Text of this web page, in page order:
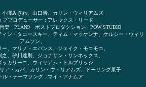
小澤みぎわ、山口晋、カリン・ウィリアムズ
ブプロデューサー : アレックス・リード
楽 : PLAN9 ポストプロダクション : POW STUDIO
ン・タコースキー、ティム・マッケンナ、ケルシー・ウィリ
アムソン、
、マリノ・エバンス、ジェイク・モコモコ、
、砂川達則、ジョナサン・サンネックス、
ッカリーニ、ウィリアム・トルブリッジ
ア・カパ、カリン・ウィリアムズ、ドーリング景子
ル・テーマソング : マイ・アナムア